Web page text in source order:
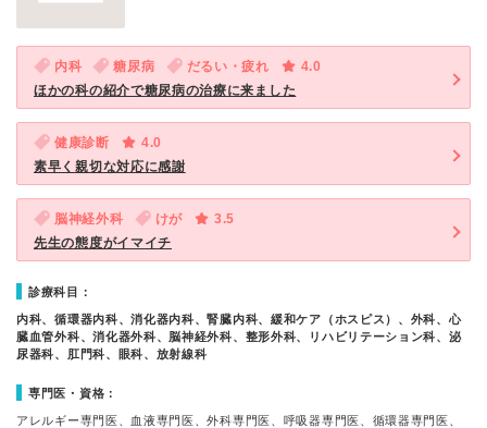
内科 糖尿病 だるい・疲れ
4.0
ほかの科の紹介で糖尿病の治療に来ました
健康診断
4.0
素早く親切な対応に感謝
脳神経外科 けが
3.5
先生の態度がイマイチ
診療科目：
内科、循環器内科、消化器内科、腎臓内科、緩和ケア（ホスピス）、外科、心
臓血管外科、消化器外科、脳神経外科、整形外科、リハビリテーション科、泌
尿器科、肛門科、眼科、放射線科
専門医・資格：
アレルギー専門医、血液専門医、外科専門医、呼吸器専門医、循環器専門医、